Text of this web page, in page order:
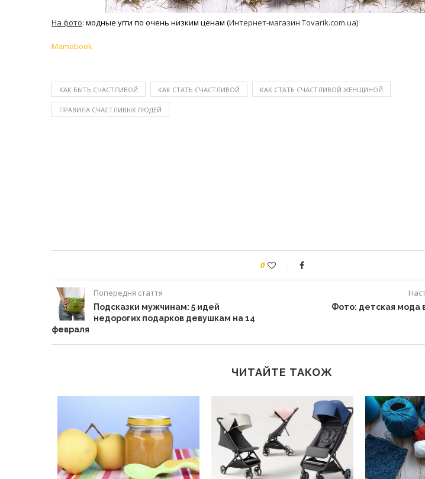
На фото: модные угги по очень низким ценам (Интернет-магазин Tovarik.com.ua)
Mamabook
КАК БЫТЬ СЧАСТЛИВОЙ КАК СТАТЬ СЧАСТЛИВОЙ КАК СТАТЬ СЧАСТЛИВОЙ ЖЕНЩИНОЙ
ПРАВИЛА СЧАСТЛИВЫХ ЛЮДЕЙ
0
Попередня стаття
Подсказки мужчинам: 5 идей
недорогих подарков девушкам на 14
февраля
Фото: детская мода
ЧИТАЙТЕ ТАКОЖ